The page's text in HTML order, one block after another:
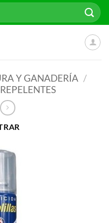
Y GANADERÍA /
REPELENTES